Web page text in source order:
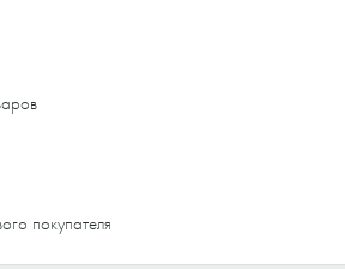
покупателя